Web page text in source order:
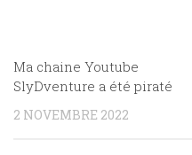
Ma chaine Youtube
SlyDventure a été piraté
2 NOVEMBRE 2022